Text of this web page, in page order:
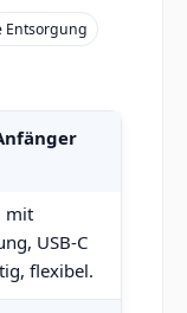
Entsorgung
mit
USB-C
flexibel.